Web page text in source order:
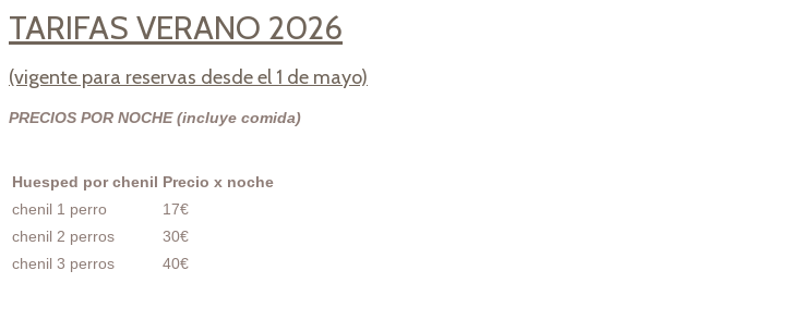
TARIFAS VERANO 2026
(vigente para reservas desde el 1 de mayo)
PRECIOS POR NOCHE (incluye comida)
Huesped por chenil Precio x noche
chenil 1 perro
17€
chenil 2 perros
30€
chenil 3 perros
40€